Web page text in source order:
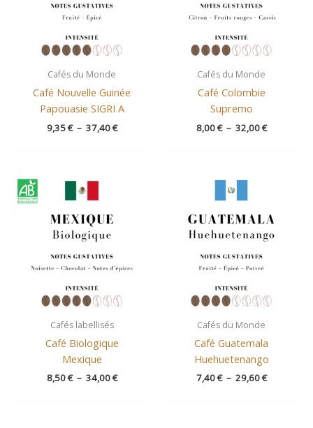
Cafés du Monde
Café Nouvelle Guinée
Papouasie SIGRI A
9,35€ – 37,40€
Cafés du Monde
Café Colombie
Supremo
8,00€ – 32,00€
Cafés labellisés
Café Biologique
Mexique
8,50€ – 34,00€
Cafés du Monde
Café Guatemala
Huehuetenango
7,40€ – 29,60€
7,40 €
à
29,60 €